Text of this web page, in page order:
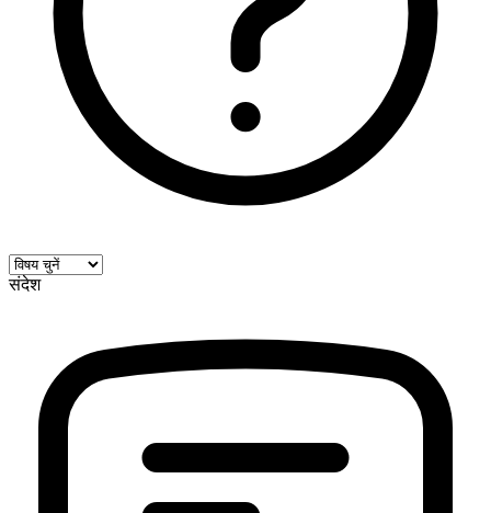
संदेश